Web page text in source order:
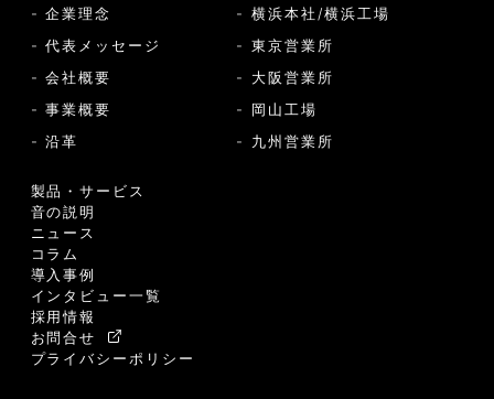
- 企業理念
- 代表メッセージ
- 会社概要
- 事業概要
- 沿革
製品・サービス
音の説明
ニュース
コラム
導入事例
インタビュー一覧
採用情報
お問合せ
プライバシーポリシー
- 横浜本社/横浜工場
- 東京営業所
- 大阪営業所
- 岡山工場
- 九州営業所